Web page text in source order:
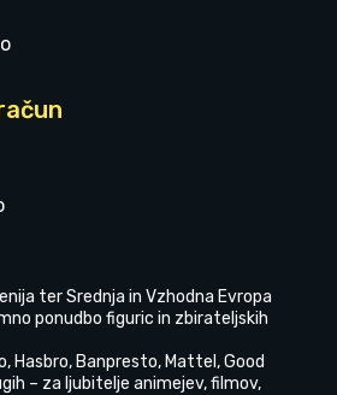
ter Srednja in Vzhodna Evropa
ponudbo figuric in zbirateljskih
Hasbro, Banpresto, Mattel, Good
– za ljubitelje animejev, filmov,